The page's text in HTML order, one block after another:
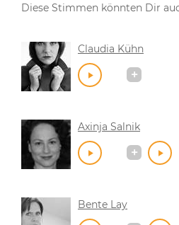
Diese Stimmen könnten Dir
Claudia Kühn
Axinja Salnik
Bente Lay